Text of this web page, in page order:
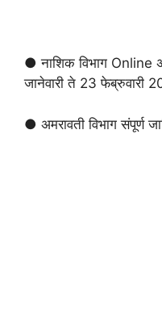
● नाशिक विभाग Online
जानेवारी ते 23 फेब्रुवारी
● अमरावती विभाग संपूर्ण